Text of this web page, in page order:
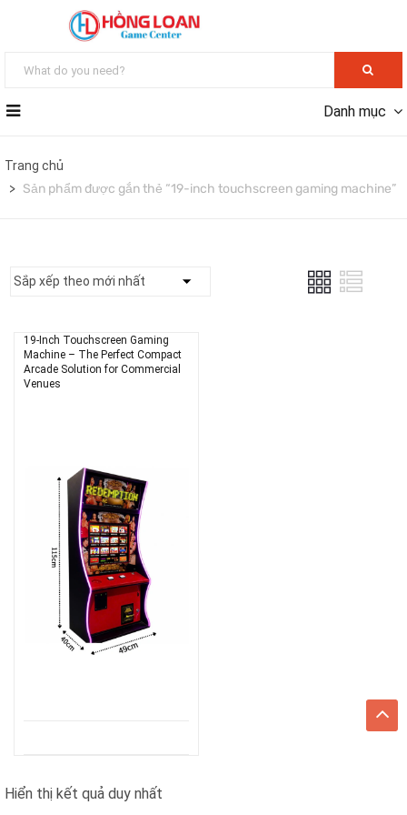
Danh mục
Trang chủ
Sản phẩm được gắn thẻ “19-inch touchscreen gaming machine”
19-Inch Touchscreen Gaming
Machine – The Perfect Compact
Arcade Solution for Commercial
Venues
Hiển thị kết quả duy nhất